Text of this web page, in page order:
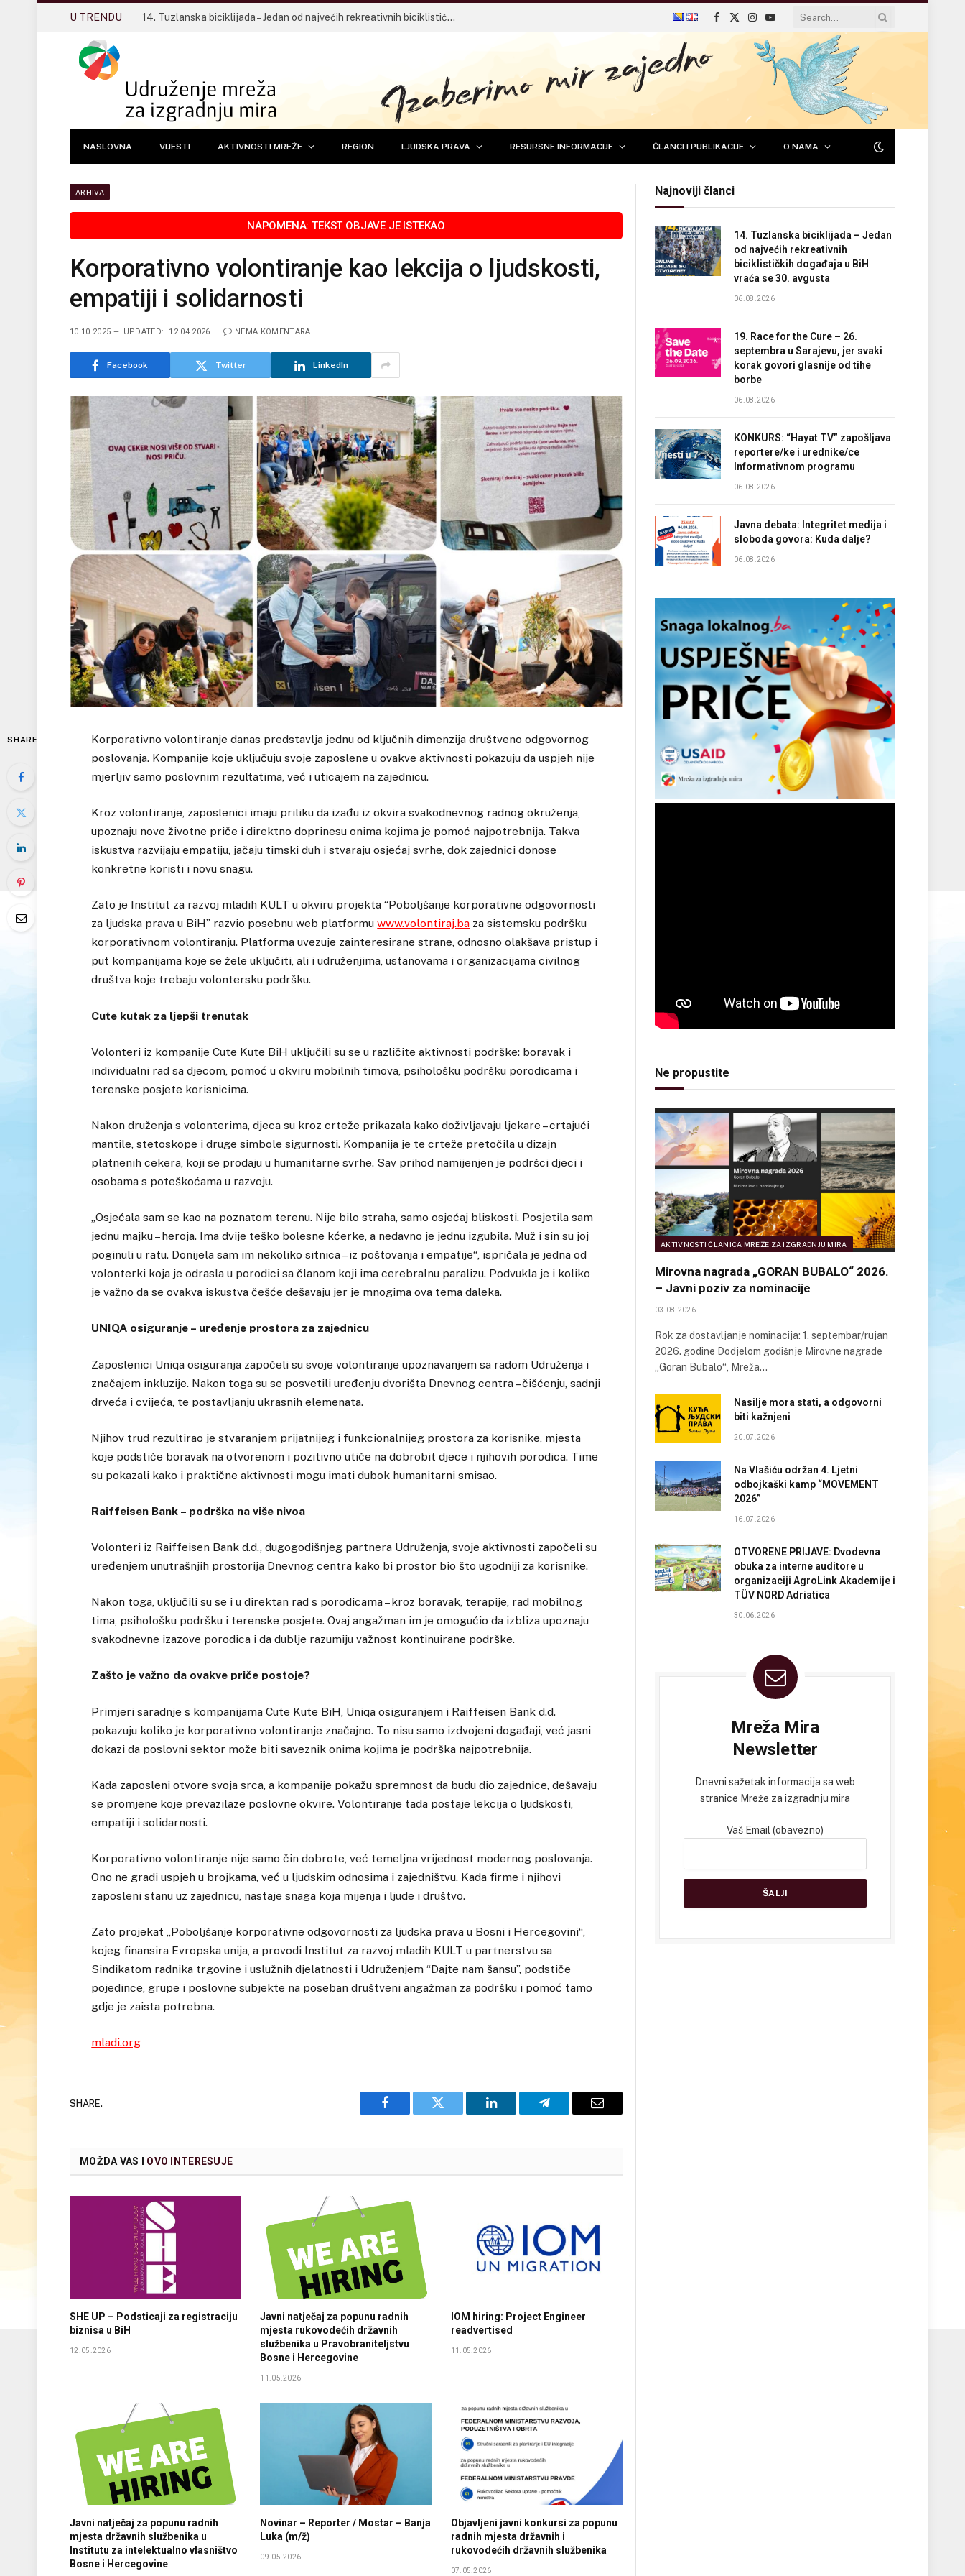
U TRENDU 14. Tuzlanska biciklijada – Jedan od najvećih rekreativnih biciklističkih događaja u BiH vraća se 30. avgusta
Facebook
X
(Twitter)
Instagram
YouTube
NASLOVNA VIJESTI AKTIVNOSTI MREŽE REGION LJUDSKA PRAVA RESURSNE INFORMACIJE ČLANCI I PUBLIKACIJE O NAMA
ARHIVA
Korporativno volontiranje kao lekcija o ljudskosti,
empatiji i solidarnosti
10.10.2025 UPDATED: 12.04.2026 NEMA KOMENTARA
Facebook Twitter LinkedIn
SHARE
Korporativno volontiranje danas predstavlja jednu od ključnih dimenzija društveno odgovornog
poslovanja. Kompanije koje uključuju svoje zaposlene u ovakve aktivnosti pokazuju da uspjeh nije
mjerljiv samo poslovnim rezultatima, već i uticajem na zajednicu.
Kroz volontiranje, zaposlenici imaju priliku da izađu iz okvira svakodnevnog radnog okruženja,
upoznaju nove životne priče i direktno doprinesu onima kojima je pomoć najpotrebnija. Takva
iskustva razvijaju empatiju, jačaju timski duh i stvaraju osjećaj svrhe, dok zajednici donose
konkretne koristi i novu snagu.
Zato je Institut za razvoj mladih KULT u okviru projekta “Poboljšanje korporativne odgovornosti
za ljudska prava u BiH” razvio posebnu web platformuwww.volontiraj.ba za sistemsku podršku
korporativnom volontiranju. Platforma uvezuje zainteresirane strane, odnosno olakšava pristup i
put kompanijama koje se žele uključiti, ali i udruženjima, ustanovama i organizacijama civilnog
društva koje trebaju volontersku podršku.
Cute kutak za ljepši trenutak
Volonteri iz kompanije Cute Kute BiH uključili su se u različite aktivnosti podrške: boravak i
individualni rad sa djecom, pomoć u okviru mobilnih timova, psihološku podršku porodicama i
terenske posjete korisnicima.
Nakon druženja s volonterima, djeca su kroz crteže prikazala kako doživljavaju ljekare – crtajući
mantile, stetoskope i druge simbole sigurnosti. Kompanija je te crteže pretočila u dizajn
platnenih cekera, koji se prodaju u humanitarne svrhe. Sav prihod namijenjen je podršci djeci i
osobama s poteškoćama u razvoju.
„Osjećala sam se kao na poznatom terenu. Nije bilo straha, samo osjećaj bliskosti. Posjetila sam
jednu majku – heroja. Ima dvije teško bolesne kćerke, a nedavno je jednu izgubila. Muž i sin su joj
poginuli u ratu. Donijela sam im nekoliko sitnica – iz poštovanja i empatije“, ispričala je jedna od
volonterki koja je odrasla u porodici sa članom koji ima cerebralnu paralizu. Podvukla je i koliko
je važno da se ovakva iskustva češće dešavaju jer je mnogima ova tema daleka.
UNIQA osiguranje – uređenje prostora za zajednicu
Zaposlenici Uniqa osiguranja započeli su svoje volontiranje upoznavanjem sa radom Udruženja i
značajem inkluzije. Nakon toga su se posvetili uređenju dvorišta Dnevnog centra – čišćenju, sadnji
drveća i cvijeća, te postavljanju ukrasnih elemenata.
Njihov trud rezultirao je stvaranjem prijatnijeg i funkcionalnijeg prostora za korisnike, mjesta
koje podstiče boravak na otvorenom i pozitivno utiče na dobrobit djece i njihovih porodica. Time
su pokazali kako i praktične aktivnosti mogu imati dubok humanitarni smisao.
Raiffeisen Bank – podrška na više nivoa
Volonteri iz Raiffeisen Bank d.d., dugogodišnjeg partnera Udruženja, svoje aktivnosti započeli su
uređenjem unutrašnjih prostorija Dnevnog centra kako bi prostor bio što ugodniji za korisnike.
Nakon toga, uključili su se i u direktan rad s porodicama – kroz boravak, terapije, rad mobilnog
tima, psihološku podršku i terenske posjete. Ovaj angažman im je omogućio da izbliza upoznaju
svakodnevne izazove porodica i da dublje razumiju važnost kontinuirane podrške.
Zašto je važno da ovakve priče postoje?
Primjeri saradnje s kompanijama Cute Kute BiH, Uniqa osiguranjem i Raiffeisen Bank d.d.
pokazuju koliko je korporativno volontiranje značajno. To nisu samo izdvojeni događaji, već jasni
dokazi da poslovni sektor može biti saveznik onima kojima je podrška najpotrebnija.
Kada zaposleni otvore svoja srca, a kompanije pokažu spremnost da budu dio zajednice, dešavaju
se promjene koje prevazilaze poslovne okvire. Volontiranje tada postaje lekcija o ljudskosti,
empatiji i solidarnosti.
Korporativno volontiranje nije samo čin dobrote, već temeljna vrijednost modernog poslovanja.
Ono ne gradi uspjeh u brojkama, već u ljudskim odnosima i zajedništvu. Kada firme i njihovi
zaposleni stanu uz zajednicu, nastaje snaga koja mijenja i ljude i društvo.
Zato projekat „Poboljšanje korporativne odgovornosti za ljudska prava u Bosni i Hercegovini“,
kojeg finansira Evropska unija, a provodi Institut za razvoj mladih KULT u partnerstvu sa
Sindikatom radnika trgovine i uslužnih djelatnosti i Udruženjem “Dajte nam šansu”, podstiče
pojedince, grupe i poslovne subjekte na poseban društveni angažman za podršku i pomoć tamo
gdje je zaista potrebna.
mladi.org
SHARE.
Facebook Twitter LinkedIn Telegram Email
MOŽDA VAS I OVO INTERESUJE
SHE UP – Podsticaji za registraciju
biznisa u BiH
12.05.2026
Javni natječaj za popunu radnih
mjesta rukovodećih državnih
službenika u Pravobraniteljstvu
Bosne i Hercegovine
11.05.2026
IOM hiring: Project Engineer
readvertised
11.05.2026
Javni natječaj za popunu radnih
mjesta državnih službenika u
Institutu za intelektualno vlasništvo
Bosne i Hercegovine
Novinar – Reporter / Mostar – Banja
Luka (m/ž)
09.05.2026
Objavljeni javni konkursi za popunu
radnih mjesta državnih i
rukovodećih državnih službenika
07.05.2026
Najnoviji članci
14. Tuzlanska biciklijada – Jedan
od najvećih rekreativnih
biciklističkih događaja u BiH
vraća se 30. avgusta
06.08.2026
19. Race for the Cure – 26.
septembra u Sarajevu, jer svaki
korak govori glasnije od tihe
borbe
06.08.2026
KONKURS: “Hayat TV” zapošljava
reportere/ke i urednike/ce
Informativnom programu
06.08.2026
Javna debata: Integritet medija i
sloboda govora: Kuda dalje?
06.08.2026
Ne propustite
AKTIVNOSTI ČLANICA MREŽE ZA IZGRADNJU MIRA
Mirovna nagrada „GORAN BUBALO“ 2026.
– Javni poziv za nominacije
03.08.2026
Rok za dostavljanje nominacija: 1. septembar/rujan
2026. godine Dodjelom godišnje Mirovne nagrade
„Goran Bubalo“, Mreža…
Nasilje mora stati, a odgovorni
biti kažnjeni
20.07.2026
Na Vlašiću održan 4. Ljetni
odbojkaški kamp “MOVEMENT
2026”
16.07.2026
OTVORENE PRIJAVE: Dvodevna
obuka za interne auditore u
organizaciji AgroLink Akademije i
TÜV NORD Adriatica
30.06.2026
Mreža Mira
Newsletter
Dnevni sažetak informacija sa web
stranice Mreže za izgradnju mira
Vaš Email (obavezno)